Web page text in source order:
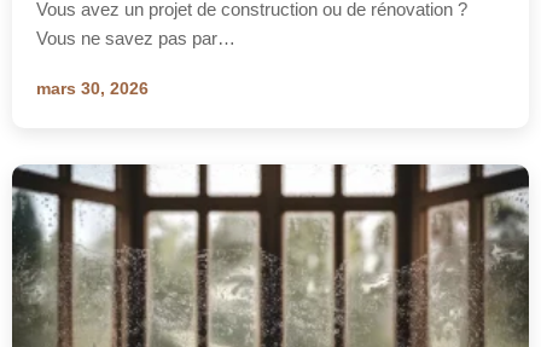
Vous avez un projet de construction ou de rénovation ?
Vous ne savez pas par…
mars 30, 2026